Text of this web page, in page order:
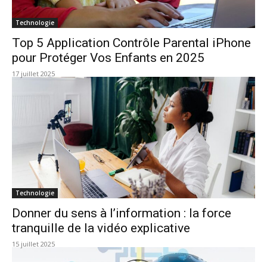
Technologie
Top 5 Application Contrôle Parental iPhone
pour Protéger Vos Enfants en 2025
17 juillet 2025
Technologie
Donner du sens à l’information : la force
tranquille de la vidéo explicative
15 juillet 2025